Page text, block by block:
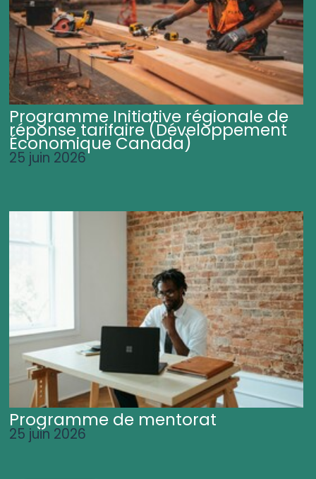
Programme Initiative régionale de
réponse tarifaire (Développement
Économique Canada)
25 juin 2026
Programme de mentorat
25 juin 2026